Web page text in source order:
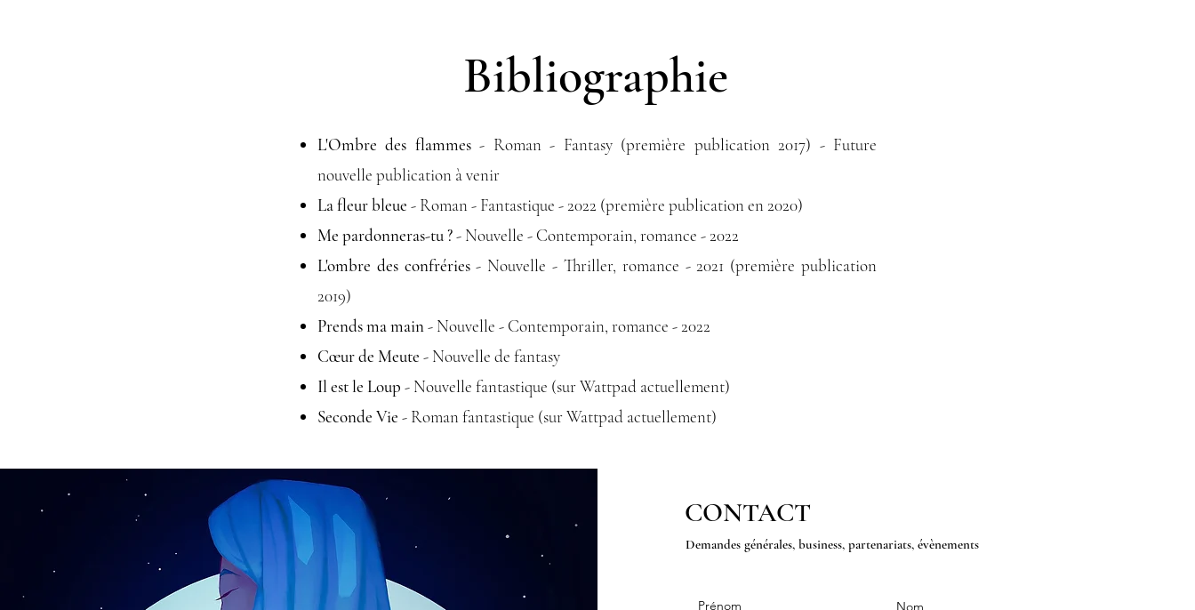
Bibliographie
L'Ombre des flammes- Roman - Fantasy (première publication 2017) - Future
nouvelle publication à venir
La fleur bleue - Roman - Fantastique - 2022 (première publication en 2020)
Me pardonneras-tu ?- Nouvelle - Contemporain, romance - 2022
L'ombre des confréries- Nouvelle - Thriller, romance - 2021 (première publication
2019)
Prends ma main- Nouvelle - Contemporain, romance - 2022
Cœur de Meute - Nouvelle de fantasy
Il est le Loup - Nouvelle fantastique (sur Wattpad actuellement)
Seconde Vie - Roman fantastique (sur Wattpad actuellement)
CONTACT
Demandes générales, business, partenariats, évènements
Prénom Nom